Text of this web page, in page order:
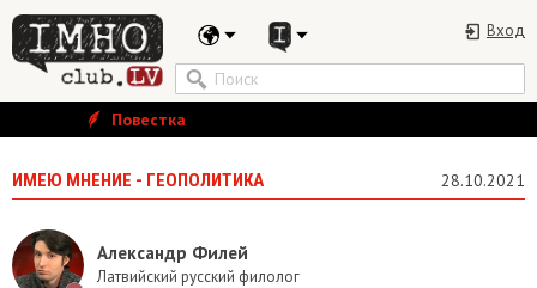
Вход
Повестка
ИМЕЮ МНЕНИЕ - ГЕОПОЛИТИКА 28.10.2021
Александр Филей
Латвийский русский филолог